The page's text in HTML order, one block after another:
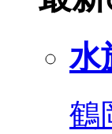
水
鶴